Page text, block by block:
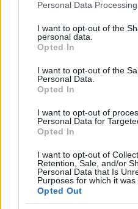
Please note that this website/
not limited to your visit or
grant or deny consent to
use your data for below
consent section.
Personal Data
I want to opt-out of the
personal data.
Opted In
I want to opt-out of the
Personal Data.
Opted In
I want to opt-out of
Personal Data for
Opted In
I want to opt-out of
Retention, Sale, and/or
Personal Data that Is
Purposes for which it was
Opted Out
επηρεάζεται από την
σταθεροποίηση και στην